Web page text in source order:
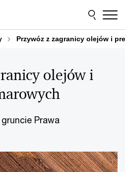
Przywóz z zagranicy olejów i
Prawa
olejów i